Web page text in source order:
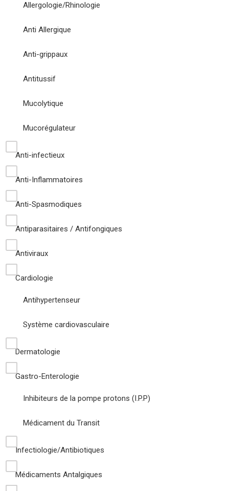
Allergologie/Rhinologie
Anti Allergique
Anti-grippaux
Antitussif
Mucolytique
Mucorégulateur
Anti-infectieux
Anti-Inflammatoires
Anti-Spasmodiques
Antiparasitaires / Antifongiques
Antiviraux
Cardiologie
Antihypertenseur
Système cardiovasculaire
Dermatologie
Gastro-Enterologie
Inhibiteurs de la pompe protons (I.P.P)
Médicament du Transit
Infectiologie/Antibiotiques
Médicaments Antalgiques